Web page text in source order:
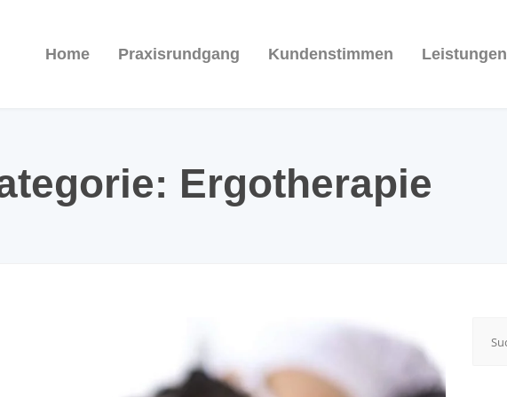
Home Praxisrundgang Kundenstimmen Leistungen
Ergotherapie
nach: